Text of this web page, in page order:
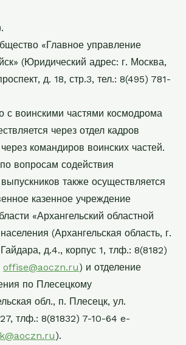
«Главное управление
(Юридический адрес: г. Москва,
д. 18, стр.3, тел.: 8(495) 781-
с воинскими частями космодрома
через отдел кадров
командиров воинских частей.
вопросам содействия
выпускников также осуществляется
казенное учреждение
«Архангельский областной
(Архангельская область, г.
д.4., корпус 1, тлф.: 8(8182)
offise@aoczn.ru) и отделение
по Плесецкому
обл., п. Плесецк, ул.
тлф.: 8(81832) 7-10-64 e-
).